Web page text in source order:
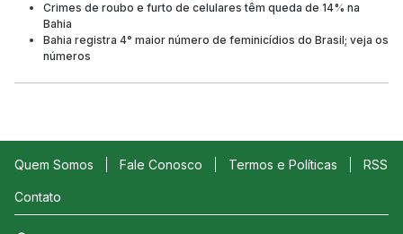
Crimes de roubo e furto de celulares têm queda de 14% na
Bahia
Bahia registra 4° maior número de feminicídios do Brasil; veja os
números
Quem Somos Fale Conosco Termos e Políticas RSS
Contato